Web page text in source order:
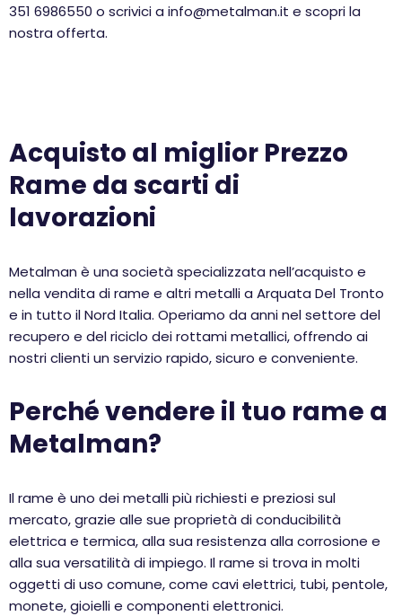
351 6986550 o scrivici a info@metalman.it e scopri la
nostra offerta.
Acquisto al miglior Prezzo
Rame da scarti di
lavorazioni
Metalman è una società specializzata nell’acquisto e
nella vendita di rame e altri metalli a Arquata Del Tronto
e in tutto il Nord Italia. Operiamo da anni nel settore del
recupero e del riciclo dei rottami metallici, offrendo ai
nostri clienti un servizio rapido, sicuro e conveniente.
Perché vendere il tuo rame a
Metalman?
Il rame è uno dei metalli più richiesti e preziosi sul
mercato, grazie alle sue proprietà di conducibilità
elettrica e termica, alla sua resistenza alla corrosione e
alla sua versatilità di impiego. Il rame si trova in molti
oggetti di uso comune, come cavi elettrici, tubi, pentole,
monete, gioielli e componenti elettronici.